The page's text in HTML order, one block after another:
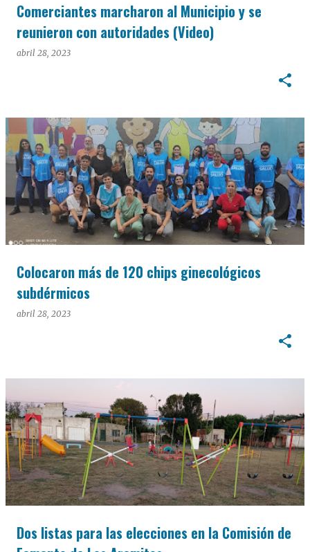
Comerciantes marcharon al Municipio y se
reunieron con autoridades (Video)
abril 28, 2023
Colocaron más de 120 chips ginecológicos
subdérmicos
abril 28, 2023
Dos listas para las elecciones en la Comisión de